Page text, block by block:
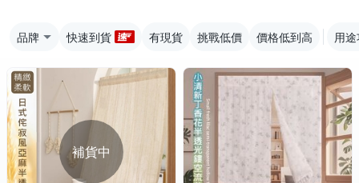
品牌 快速到貨 有現貨 挑戰低價 價格低到高 用
補貨中